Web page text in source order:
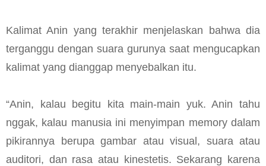
Kalimat Anin yang terakhir menjelaskan bahwa dia
terganggu dengan suara gurunya saat mengucapkan
kalimat yang dianggap menyebalkan itu.
“Anin, kalau begitu kita main-main yuk. Anin tahu
nggak, kalau manusia ini menyimpan memory dalam
pikirannya berupa gambar atau visual, suara atau
auditori, dan rasa atau kinestetis. Sekarang karena